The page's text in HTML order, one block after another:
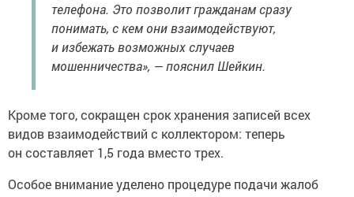
телефона. Это позволит гражданам сразу
понимать, с кем они взаимодействуют,
и избежать возможных случаев
мошенничества», — пояснил Шейкин.
Кроме того, сокращен срок хранения записей всех
видов взаимодействий с коллектором: теперь
он составляет 1,5 года вместо трех.
Особое внимание уделено процедуре подачи жалоб